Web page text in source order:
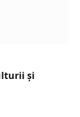
și